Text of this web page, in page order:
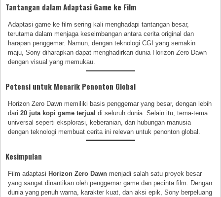
Tantangan dalam Adaptasi Game ke Film
Adaptasi game ke film sering kali menghadapi tantangan besar,
terutama dalam menjaga keseimbangan antara cerita original dan
harapan penggemar. Namun, dengan teknologi CGI yang semakin
maju, Sony diharapkan dapat menghadirkan dunia Horizon Zero Dawn
dengan visual yang memukau.
Potensi untuk Menarik Penonton Global
Horizon Zero Dawn memiliki basis penggemar yang besar, dengan lebih
dari20 juta kopi game terjual di seluruh dunia. Selain itu, tema-tema
universal seperti eksplorasi, keberanian, dan hubungan manusia
dengan teknologi membuat cerita ini relevan untuk penonton global.
Kesimpulan
Film adaptasiHorizon Zero Dawn menjadi salah satu proyek besar
yang sangat dinantikan oleh penggemar game dan pecinta film. Dengan
dunia yang penuh warna, karakter kuat, dan aksi epik, Sony berpeluang